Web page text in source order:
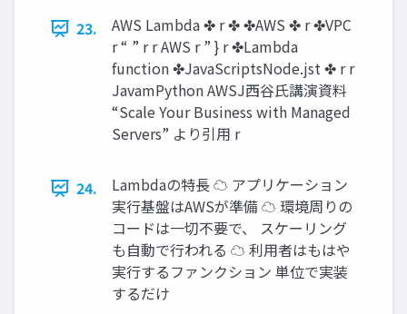
23.
AWS Lambda ✤ r ✤ ✤AWS ✤ r ✤VPC
r “ ” r r AWS r ” } r ✤Lambda
function ✤JavaScriptsNode.jst ✤ r r
JavamPython AWSJ西谷氏講演資料
“Scale Your Business with Managed
Servers” より引用 r
24.
Lambdaの特長 ☁ アプリケーション
実行基盤はAWSが準備 ☁ 環境周りの
コードは一切不要で、 スケーリング
も自動で行われる ☁ 利用者はもはや
実行するファンクション 単位で実装
するだけ